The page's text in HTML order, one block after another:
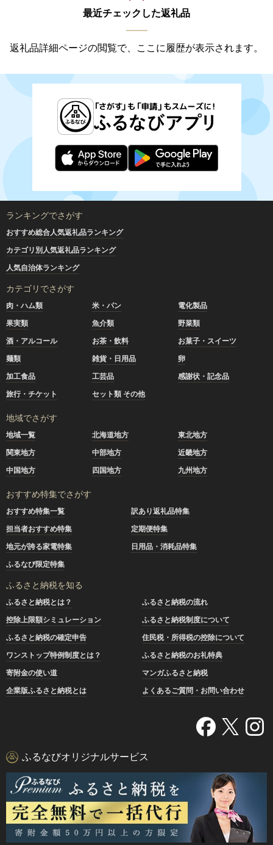
最近チェックした返礼品
返礼品詳細ページの閲覧で、ここに履歴が表示されます。
ランキングでさがす
おすすめ総合人気返礼品ランキング
カテゴリ別人気返礼品ランキング
人気自治体ランキング
カテゴリでさがす
肉・ハム類 米・パン
電化製品
果実類
魚介類
野菜類
酒・アルコール
お茶・飲料
お菓子・スイーツ
麺類
雑貨・日用品
卵
加工食品
工芸品
感謝状・記念品
旅行・チケット
セット類 その他
地域でさがす
地域一覧 北海道地方
東北地方
関東地方
中部地方
近畿地方
中国地方
四国地方 九州地方
おすすめ特集でさがす
おすすめ特集一覧
訳あり返礼品特集
担当者おすすめ特集
定期便特集
地元が誇る家電特集
日用品・消耗品特集
ふるなび限定特集
ふるさと納税を知る
ふるさと納税とは？
ふるさと納税の流れ
控除上限額シミュレーション
ふるさと納税制度について
ふるさと納税の確定申告
住民税・所得税の控除について
ワンストップ特例制度とは？
ふるさと納税のお礼特典
寄附金の使い道
マンガふるさと納税
企業版ふるさと納税とは
よくあるご質問・お問い合わせ
ふるなびオリジナルサービス